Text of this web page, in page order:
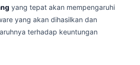
yang tepat akan mempengaruhi
yang akan dihasilkan dan
terhadap keuntungan